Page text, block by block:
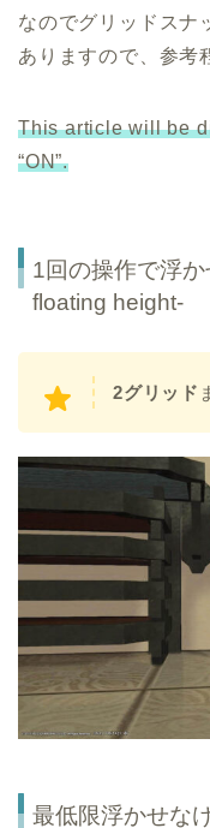
なのでグリッドスナ
ありますので、参考
This article will be
“ON”.
1回の操作で浮
floating height-
2グリッド
最低限浮かせな